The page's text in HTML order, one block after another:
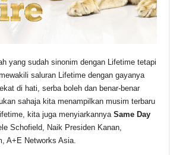
yang sudah sinonim dengan Lifetime tetapi
saluran Lifetime dengan gayanya
di hati, serba boleh dan benar-benar
sahaja kita menampilkan musim terbaru
kita juga menyiarkannyaSame Day
Schofield, Naik Presiden Kanan,
A+E Networks Asia.